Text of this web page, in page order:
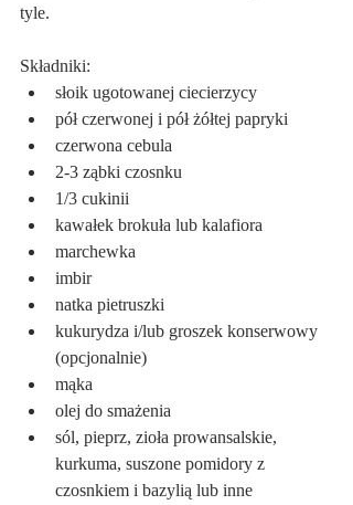
tyle.
Składniki:
słoik ugotowanej ciecierzycy
pół czerwonej i pół żółtej papryki
czerwona cebula
2-3 ząbki czosnku
1/3 cukinii
kawałek brokuła lub kalafiora
marchewka
imbir
natka pietruszki
kukurydza i/lub groszek konserwowy
(opcjonalnie)
mąka
olej do smażenia
sól, pieprz, zioła prowansalskie,
kurkuma, suszone pomidory z
czosnkiem i bazylią lub inne